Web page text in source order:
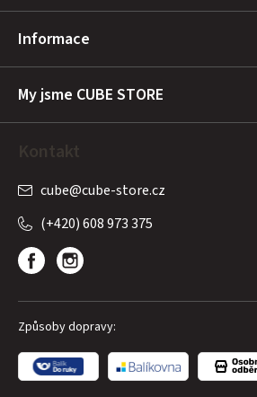
Informace
My jsme CUBE STORE
Kontakt
cube@cube-store.cz
(+420) 608 973 375
Způsoby dopravy: